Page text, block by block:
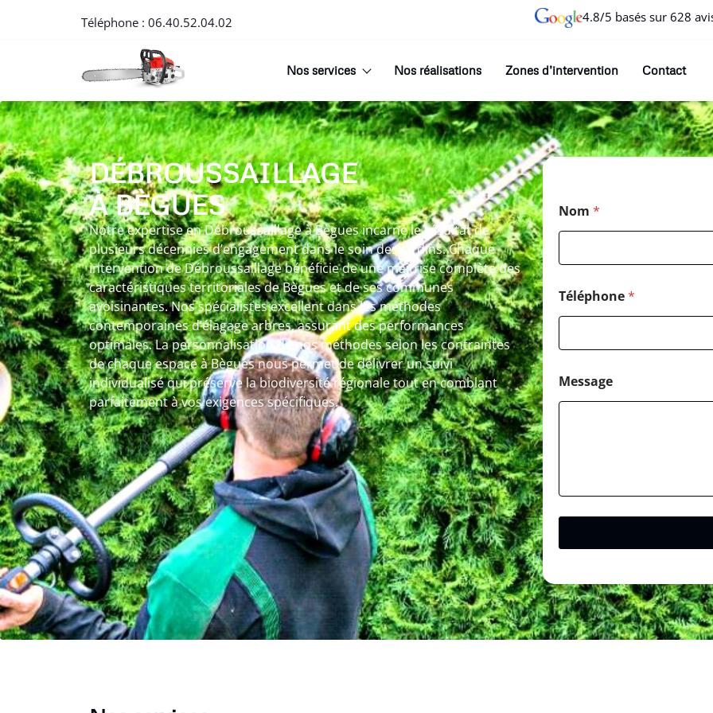
Téléphone : 06.40.52.04.02 4.8/5 basés sur 628
Nos services Nos réalisations Zones d’intervention Contact
DÉBROUSSAILLAGE
À BÈGUES
Notre expertise en Débroussaillage à Bègues incarne le résultat de
plusieurs décennies d’engagement dans le soin des jardins. Chaque
intervention de Débroussaillage bénéficie de une maîtrise complète des
caractéristiques territoriales de Bègues et de ses communes
avoisinantes. Nos spécialistes excellent dans les méthodes
contemporaines d’élagage arbres, assurant des performances
optimales. La personnalisation de nos méthodes selon les contraintes
de chaque espace à Bègues nous permet de délivrer un suivi
individualisé qui préserve la biodiversité régionale tout en comblant
parfaitement à vos exigences spécifiques.
Nom *
Téléphone*
Message